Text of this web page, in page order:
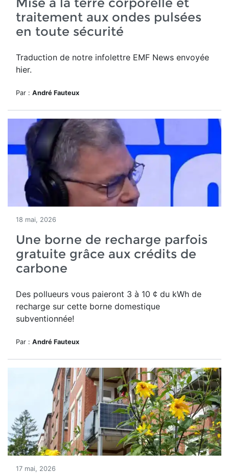
traitement aux ondes pulsées
en toute sécurité
Traduction de notre infolettre EMF News envoyée
hier.
Par : André Fauteux
18 mai, 2026
Une borne de recharge parfois
gratuite grâce aux crédits de
carbone
Des pollueurs vous paieront 3 à 10 ¢ du kWh de
recharge sur cette borne domestique
subventionnée!
Par : André Fauteux
17 mai, 2026